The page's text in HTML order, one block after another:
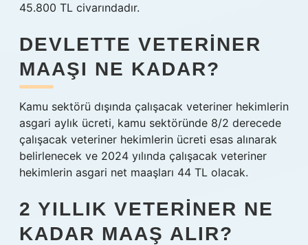
45.800 TL civarındadır.
DEVLETTE VETERINER
MAAŞI NE KADAR?
Kamu sektörü dışında çalışacak veteriner hekimlerin
asgari aylık ücreti, kamu sektöründe 8/2 derecede
çalışacak veteriner hekimlerin ücreti esas alınarak
belirlenecek ve 2024 yılında çalışacak veteriner
hekimlerin asgari net maaşları 44 TL olacak.
2 YILLIK VETERINER NE
KADAR MAAŞ ALIR?